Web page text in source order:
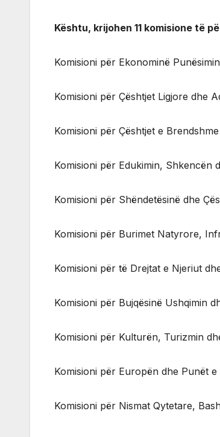
Kështu, krijohen 11 komisione të
Komisioni për Ekonominë
Komisioni për Çështjet Ligjore dhe
Komisioni për Çështjet e
Komisioni për Edukimin, Shkencën
Komisioni për Shëndetësinë dhe
Komisioni për Burimet Natyrore,
Komisioni për të Drejtat e Njeriut
Komisioni për Bujqësinë Ushqimin
Komisioni për Kulturën, Turizmin
Komisioni për Europën dhe Punët e
Komisioni për Nismat Qytetare,